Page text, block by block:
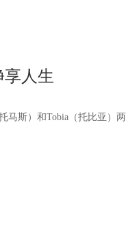
享人生
马斯）和Tobia（托比亚）两